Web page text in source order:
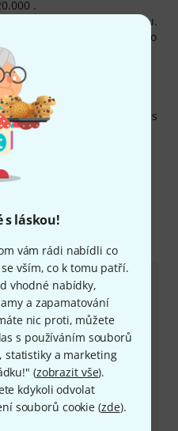
s láskou!
vám rádi nabídli co
vším, co k tomu patří.
vhodné nabídky,
a zapamatování
nic proti, můžete
s používáním souborů
statistiky a marketing
(zobrazit vše).
kdykoli odvolat
souborů cookie (zde).
.
celkem 5-letou záruku.
Palmer, patří mimo
To Sally,
naši 30denní
firmy Thomann a
odborníky, servis
dalšího.
zde:
Palmer